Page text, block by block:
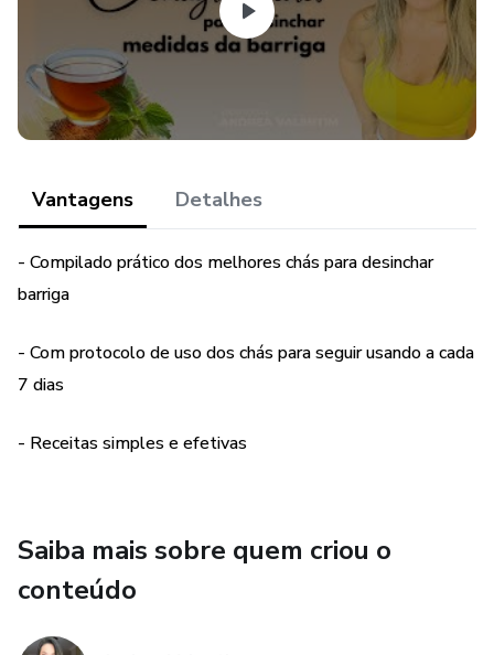
Vantagens Detalhes
- Compilado prático dos melhores chás para desinchar
barriga
- Com protocolo de uso dos chás para seguir usando a cada
7 dias
- Receitas simples e efetivas
Saiba mais sobre quem criou o
conteúdo